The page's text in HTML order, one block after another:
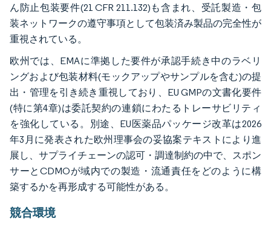
ん防止包装要件(21 CFR 211.132)も含まれ、受託製造・包
装ネットワークの遵守事項として包装済み製品の完全性が
重視されている。
欧州では、EMAに準拠した要件が承認手続き中のラベリ
ングおよび包装材料(モックアップやサンプルを含む)の提
出・管理を引き続き重視しており、EU GMPの文書化要件
(特に第4章)は委託契約の連鎖にわたるトレーサビリティ
を強化している。別途、EU医薬品パッケージ改革は2026
年3月に発表された欧州理事会の妥協案テキストにより進
展し、サプライチェーンの認可・調達制約の中で、スポン
サーとCDMOが域内での製造・流通責任をどのように構
築するかを再形成する可能性がある。
競合環境